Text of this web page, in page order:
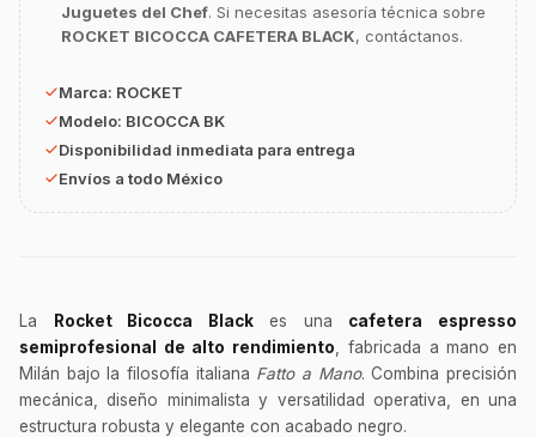
Juguetes del Chef. Si necesitas asesoría técnica sobre
ROCKET BICOCCA CAFETERA BLACK, contáctanos.
Marca: ROCKET
Modelo: BICOCCA BK
Disponibilidad inmediata para entrega
Envíos a todo México
La Rocket Bicocca Blackes una cafetera espresso
semiprofesional de alto rendimiento , fabricada a mano en
Milán bajo la filosofía italiana Fatto a Mano. Combina precisión
mecánica, diseño minimalista y versatilidad operativa, en una
estructura robusta y elegante con acabado negro.
GastroBot
¡Hola Chef! 🍳 Soy GastroBot, tu asesor
Ver uniformes y filipinas
Ver sucursales y contacto